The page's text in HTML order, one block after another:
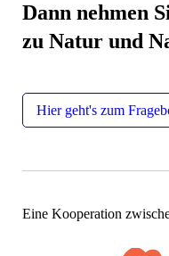
Dann nehmen
zu Natur und
Hier geht's zum
Eine Kooperation